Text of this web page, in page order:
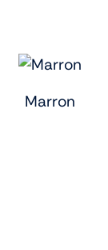
Marron